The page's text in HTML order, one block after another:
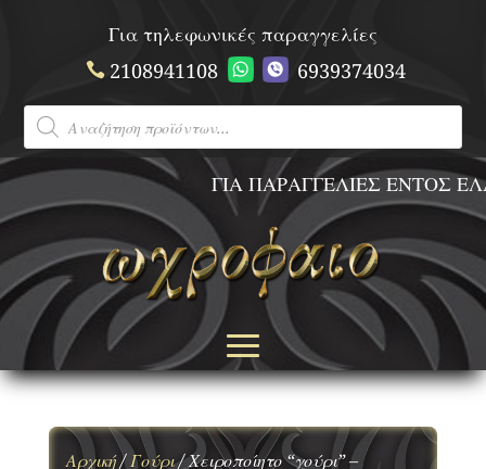
Για τηλεφωνικές παραγγελίες
2108941108
6939374034
Products
search
ΓΙΑ ΠΑΡΑΓΓΕΛΙΕΣ ΕΝΤΟΣ
Αρχική/Γούρι/ Χειροποίητο “γούρι” –